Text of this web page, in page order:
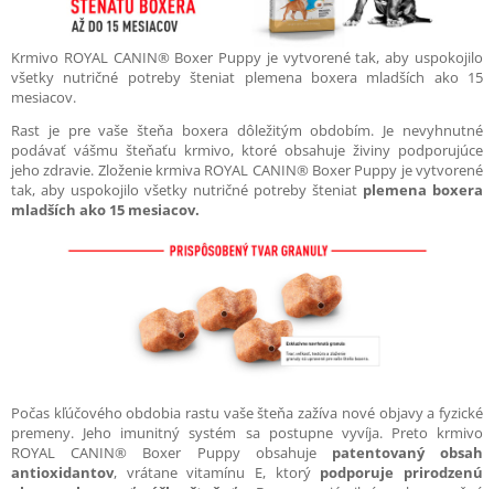
Krmivo ROYAL CANIN® Boxer Puppy je vytvorené tak, aby uspokojilo
všetky nutričné potreby šteniat plemena boxera mladších ako 15
mesiacov.
Rast je pre vaše šteňa boxera dôležitým obdobím. Je nevyhnutné
podávať vášmu šteňaťu krmivo, ktoré obsahuje živiny podporujúce
jeho zdravie. Zloženie krmiva ROYAL CANIN® Boxer Puppy je vytvorené
tak, aby uspokojilo všetky nutričné potreby šteniat plemena boxera
mladších ako 15 mesiacov.
Počas kľúčového obdobia rastu vaše šteňa zažíva nové objavy a fyzické
premeny. Jeho imunitný systém sa postupne vyvíja. Preto krmivo
ROYAL CANIN® Boxer Puppy obsahuje patentovaný obsah
antioxidantov, vrátane vitamínu E, ktorý podporuje prirodzenú